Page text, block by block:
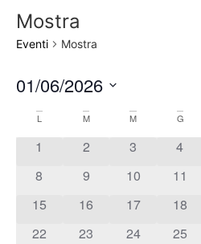
Mostra
Eventi Mostra
01/06/2026
Calendario
di
Eventi
L M M G
1 2 3 4
8
9 10 11
15
16 17 18
22
23 24 25